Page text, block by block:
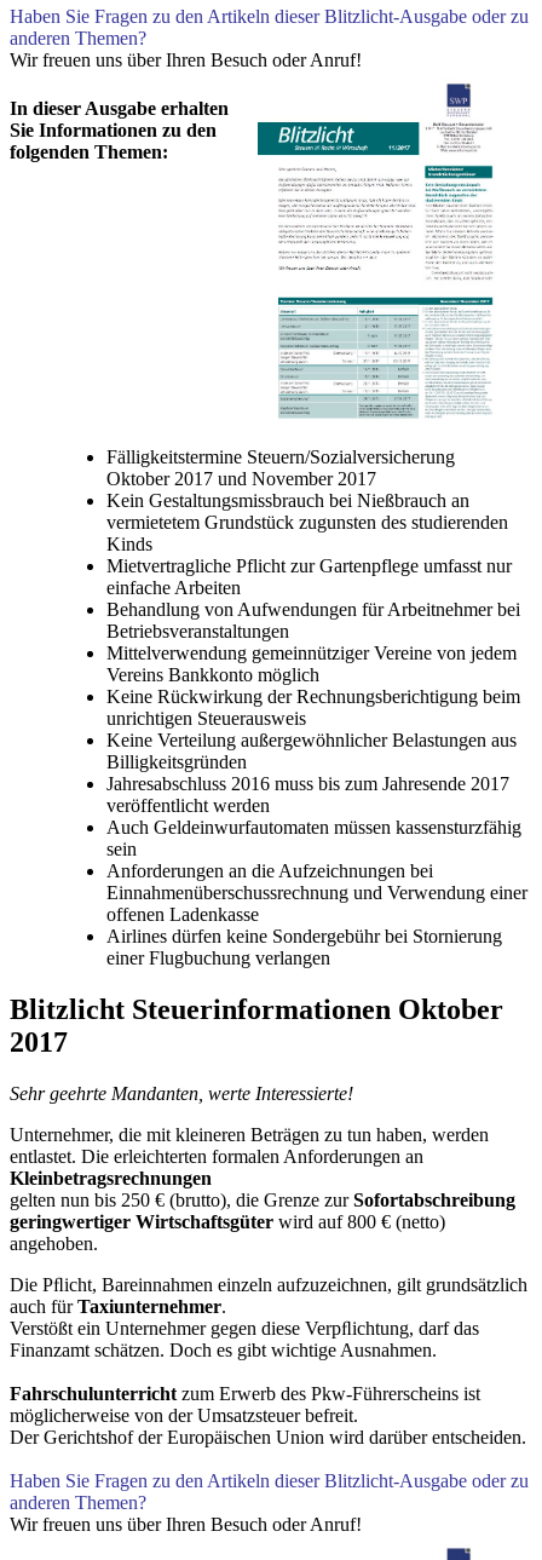
Haben Sie Fragen zu den Artikeln dieser Blitzlicht-Ausgabe oder zu
anderen Themen?
Wir freuen uns über Ihren Besuch oder Anruf!
In dieser Ausgabe erhalten
Sie Informationen zu den
folgenden Themen:
Fälligkeitstermine Steuern/Sozialversicherung
Oktober 2017 und November 2017
Kein Gestaltungsmissbrauch bei Nießbrauch an
vermietetem Grundstück zugunsten des studierenden
Kinds
Mietvertragliche Pflicht zur Gartenpflege umfasst nur
einfache Arbeiten
Behandlung von Aufwendungen für Arbeitnehmer bei
Betriebsveranstaltungen
Mittelverwendung gemeinnütziger Vereine von jedem
Vereins Bankkonto möglich
Keine Rückwirkung der Rechnungsberichtigung beim
unrichtigen Steuerausweis
Keine Verteilung außergewöhnlicher Belastungen aus
Billigkeitsgründen
Jahresabschluss 2016 muss bis zum Jahresende 2017
veröffentlicht werden
Auch Geldeinwurfautomaten müssen kassensturzfähig
sein
Anforderungen an die Aufzeichnungen bei
Einnahmenüberschussrechnung und Verwendung einer
offenen Ladenkasse
Airlines dürfen keine Sondergebühr bei Stornierung
einer Flugbuchung verlangen
Blitzlicht Steuerinformationen Oktober
2017
Sehr geehrte Mandanten, werte Interessierte!
Unternehmer, die mit kleineren Beträgen zu tun haben, werden
entlastet. Die erleichterten formalen Anforderungen an
Kleinbetragsrechnungen
gelten nun bis 250 € (brutto), die Grenze zurSofortabschreibung
geringwertiger Wirtschaftsgüter wird auf 800 € (netto)
angehoben.
Die Pﬂicht, Bareinnahmen einzeln aufzuzeichnen, gilt grundsätzlich
auch fürTaxiunternehmer.
Verstößt ein Unternehmer gegen diese Verpﬂichtung, darf das
Finanzamt schätzen. Doch es gibt wichtige Ausnahmen.
Fahrschulunterricht zum Erwerb des Pkw-Führerscheins ist
möglicherweise von der Umsatzsteuer befreit.
Der Gerichtshof der Europäischen Union wird darüber entscheiden.
Haben Sie Fragen zu den Artikeln dieser Blitzlicht-Ausgabe oder zu
anderen Themen?
Wir freuen uns über Ihren Besuch oder Anruf!